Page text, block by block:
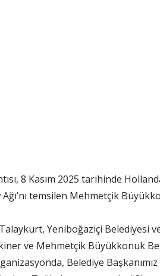
8 Kasım 2025 tarihinde
temsilen Mehmetçik
Yeniboğaziçi Belediyesi
ve Mehmetçik Büyükkonuk
Belediye